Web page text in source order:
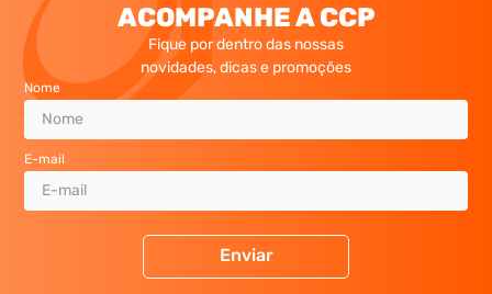
ACOMPANHE A CCP
Fique por dentro das nossas
novidades, dicas e promoções
Nome
E-mail
Enviar